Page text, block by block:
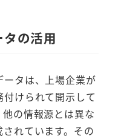
の活用
タは、上場企業が
けられて開示して
の情報源とは異な
れています。その